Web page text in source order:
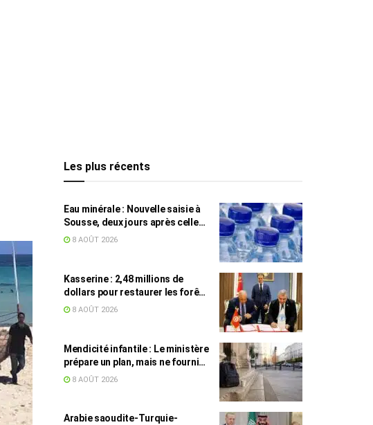
Les plus récents
Eau minérale : Nouvelle saisie à
Sousse, deux jours après celle
des grossistes
8 AOÛT 2026
Kasserine : 2,48 millions de
dollars pour restaurer les forêts
de pin d’Alep
8 AOÛT 2026
Mendicité infantile : Le ministère
prépare un plan, mais ne fournit
toujours aucun chiffre
8 AOÛT 2026
Arabie saoudite-Turquie-